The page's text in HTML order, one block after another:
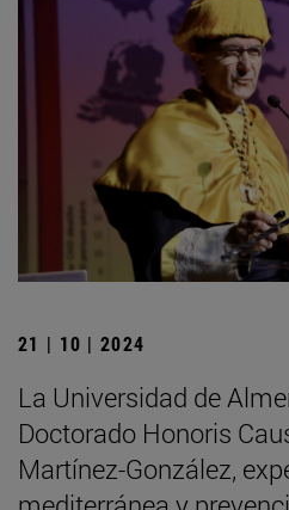
21 | 10 | 2024
La Universidad de
Doctorado Honoris
Martínez-González,